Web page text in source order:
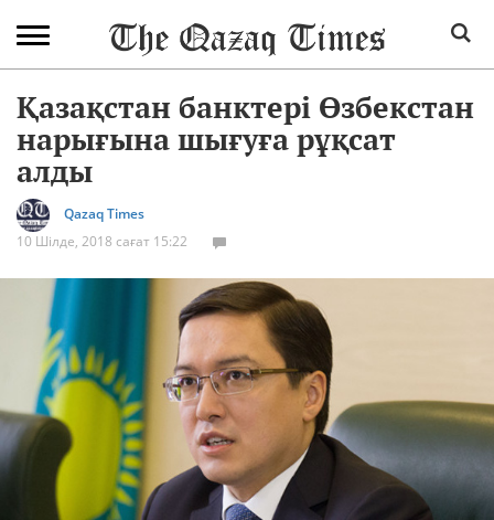
Қазақстан банктері Өзбекстан
нарығына шығуға рұқсат
алды
Qazaq Times
10 Шілде, 2018 сағат 15:22